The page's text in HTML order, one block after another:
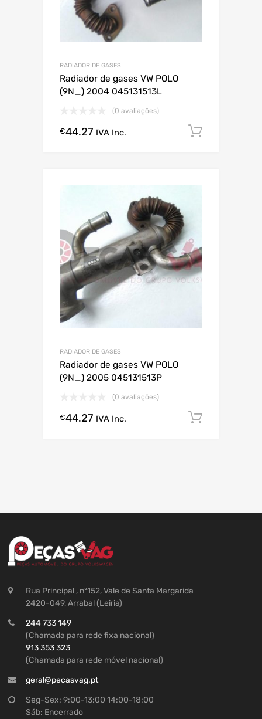
RADIADOR DE GASES
Radiador de gases VW POLO
(9N_) 2004 045131513L
(0 avaliações)
€44.27 IVA Inc.
RADIADOR DE GASES
Radiador de gases VW POLO
(9N_) 2005 045131513P
(0 avaliações)
€44.27 IVA Inc.
Rua Principal , nº152, Vale de Santa Margarida
2420-049, Arrabal (Leiria)
244 733 149
(Chamada para rede fixa nacional)
913 353 323
(Chamada para rede móvel nacional)
geral@pecasvag.pt
Seg-Sex: 9:00-13:00 14:00-18:00
Sáb: Encerrado